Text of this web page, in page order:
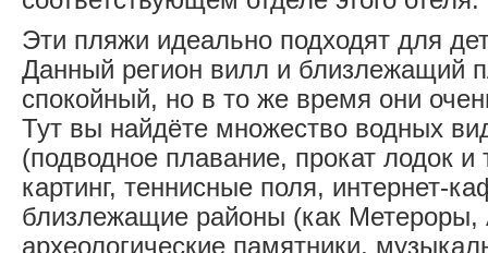
Эти пляжи идеально подходят для
Данный регион вилл и близлежащий
спокойный, но в то же время они
Тут вы найдёте множество водных
(подводное плавание, прокат лодок
картинг, теннисные поля, интернет-
близлежащие районы (как
археологические памятники,